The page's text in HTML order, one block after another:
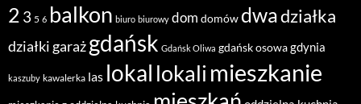
2 3 5 6 balkon biuro biurowy dom domów dwadziałka
działki garażgdańsk Gdańsk Oliwa gdańsk osowagdynia
kaszuby kawalerka las lokal lokalimieszkanie